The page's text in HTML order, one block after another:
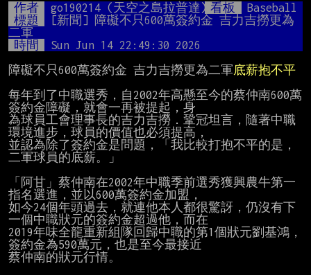
Mute
作者 go190214 (天空之島拉普達) 看板
Baseball
標題
[新聞] 障礙不只600萬簽約金 吉力吉撈更為
二軍
時間
Sun Jun 14 22:49:30 2026
障礙不只600萬簽約金 吉力吉撈更為二軍底薪抱不平
每年到了中職選秀，自2002年高懸至今的蔡仲南600萬
簽約金障礙，就會一再被提起，身
為球員工會理事長的吉力吉撈．鞏冠坦言，隨著中職
環境進步，球員的價值也必須提高，
並認為除了簽約金是問題，「我比較打抱不平的是，
二軍球員的底薪。」
「阿甘」蔡仲南在2002年中職季前選秀獲興農牛第一
指名選進，並以600萬簽約金加盟，
如今24個年頭過去，就連他本人都很驚訝，仍沒有下
一個中職狀元的簽約金超過他，而在
2019年味全龍重新組隊回歸中職的第1個狀元劉基鴻，
簽約金為590萬元，也是至今最接近
蔡仲南的狀元行情。